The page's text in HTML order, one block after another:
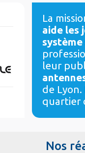
La
aide les
système
leur
de Lyon.
quartier
Nos